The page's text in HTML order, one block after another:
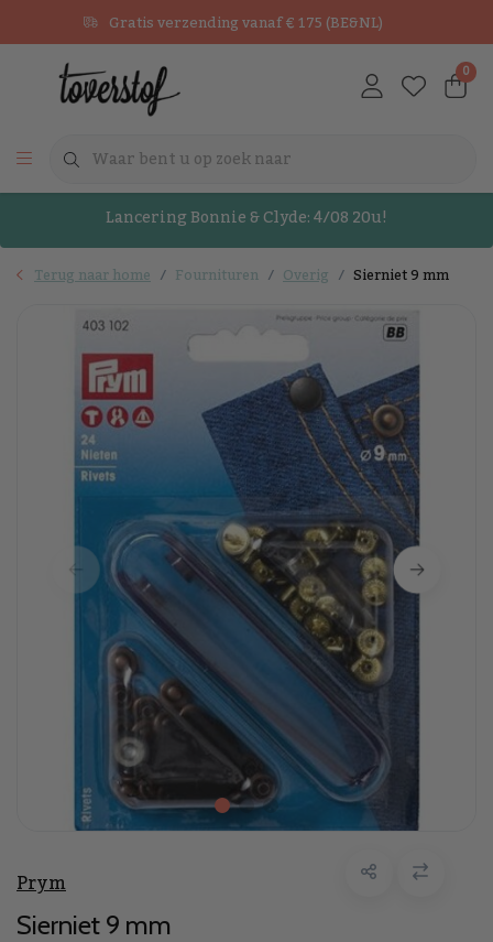
Gratis verzending vanaf € 175 (BE&NL)
0
Lancering Bonnie & Clyde: 4/08 20u!
Terug naar home Fournituren Overig Sierniet 9 mm
Prym
Sierniet 9 mm